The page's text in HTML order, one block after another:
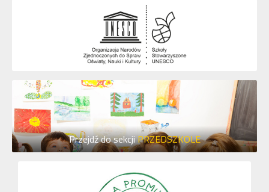
Przejdź do sekcjiPRZEDSZKOLE